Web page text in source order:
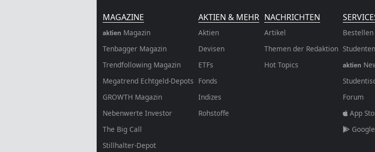
MAGAZINE
aktien Magazin
Tenbagger Magazin
Trendfollowing Magazin
Megatrend Echtgeld-Depots
GROWTH Magazin
Nebenwerte Investor
The Big Call
Stillhalter-Depot
AKTIEN & MEHR
Aktien
Devisen
ETFs
Fonds
Indizes
Rohstoffe
NACHRICHTEN
Artikel
Themen der Redaktion
Hot Topics
Bestellen
aktien
Forum
App